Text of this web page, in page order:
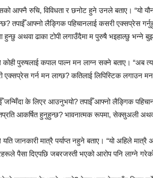
आफ्नै रुचि, विविधता र छनोट हुने उनले बताए। “यो
तपाईँ आफ्नो लैङ्गिक पहिचानलाई कसरी एक्सप्रेस
हुन्छु अथवा ढाका टोपी लगाउँदैमा म पुरुषै भइहाल्छु भन्ने
पुरुषलाई कपाल पाल्न मन लाग्न सक्ने बताए। “अब
एक्सप्रेस गर्न मन लाग्छ? कतिलाई लिपिस्टिक लगाउन
जन्मिँदा के लिएर आउनुभयो? तपाईँ आफ्नो लैङ्गिक
आकर्षित हुनुहुन्छ? भावनात्मक रूपमा, सेक्सुअली
जानकारी मात्रै पर्याप्त नहुने बताए। “यो अहिले
पैसा दिएपछि जबरजस्ती भएको आरोप पनि लाग्ने